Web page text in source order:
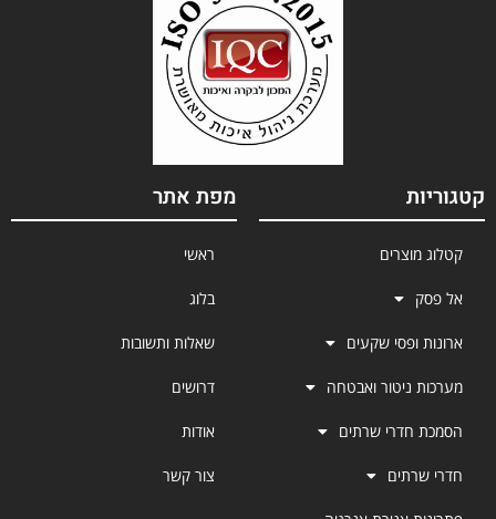
קטגוריות
קטלוג מוצרים
אל פסק
ארונות ופסי שקעים
מערכות ניטור ואבטחה
הסמכת חדרי שרתים
חדרי שרתים
מפת אתר
ראשי
בלוג
שאלות ותשובות
דרושים
אודות
צור קשר